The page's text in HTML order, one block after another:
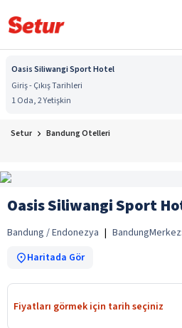
Oasis Siliwangi Sport Hotel
Giriş - Çıkış Tarihleri
1 Oda, 2 Yetişkin
Setur Bandung Otelleri
Oasis Siliwangi Sport
Bandung / Endonezya | BandungMerkez:
Haritada Gör
Fiyatları görmek için tarih seçiniz